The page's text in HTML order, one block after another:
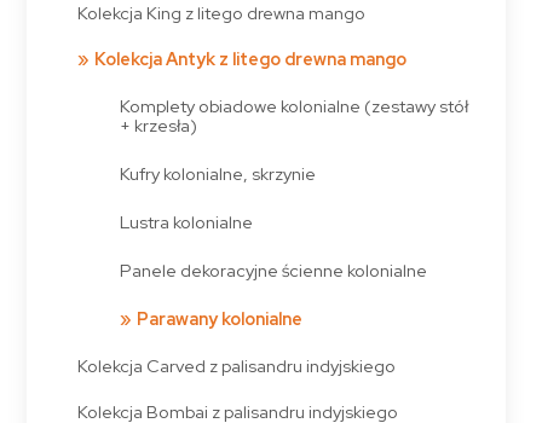
Kolekcja King z litego drewna mango
Kolekcja Antyk z litego drewna mango
Komplety obiadowe kolonialne (zestawy stół
+ krzesła)
Kufry kolonialne, skrzynie
Lustra kolonialne
Panele dekoracyjne ścienne kolonialne
Parawany kolonialne
Kolekcja Carved z palisandru indyjskiego
Kolekcja Bombai z palisandru indyjskiego